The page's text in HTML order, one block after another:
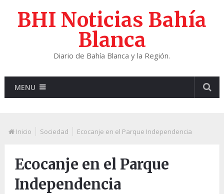
BHI Noticias Bahía
Blanca
Diario de Bahía Blanca y la Región.
MENU
Inicio Sociedad Ecocanje en el Parque Independencia
Ecocanje en el Parque
Independencia